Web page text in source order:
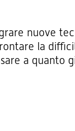
nuove
la
a quanto